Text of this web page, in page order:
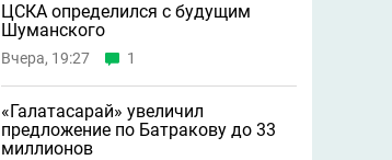
ЦСКА определился с будущим
Шуманского
Вчера, 19:27 1
«Галатасарай» увеличил
предложение по Батракову до 33
миллионов